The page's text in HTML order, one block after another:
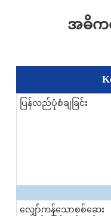
အဓိကလု
ပြန်လည်ပုံစံချခြင်း
လျှော်ကန်သောစစ်ဆေး